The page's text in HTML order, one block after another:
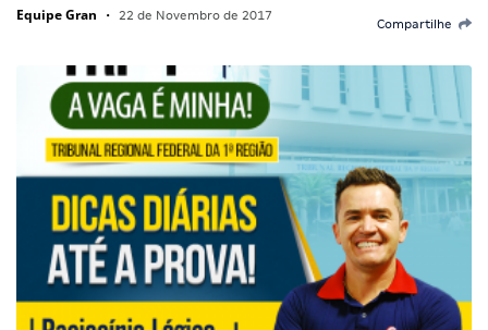
Equipe Gran • 22 de Novembro de 2017
Compartilhe